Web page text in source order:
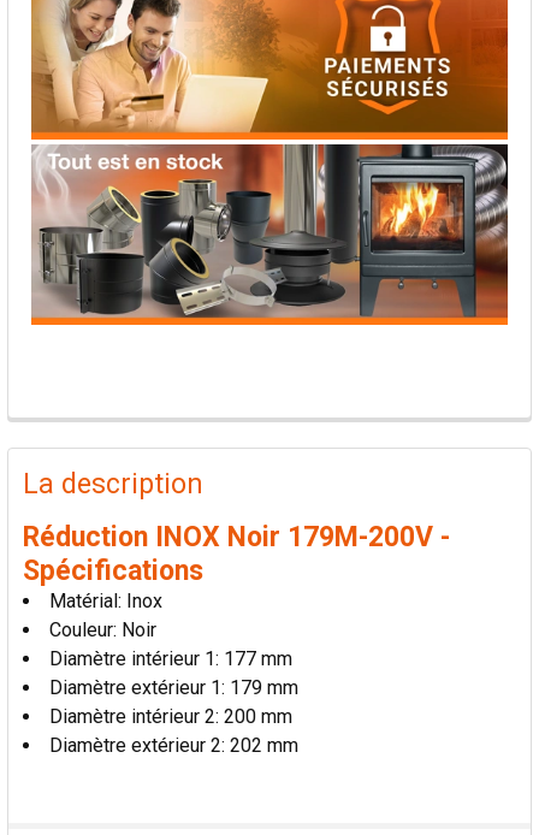
PRODUITS
FRÉQUEMMENT
ACHETÉS
TOUT
SÉLECTIONNER
AJOUTER
LA
SÉLECTION
AU PANIER
La description
Réduction INOX Noir 179M-200V -
Spécifications
Matérial: Inox
Couleur: Noir
Diamètre intérieur 1: 177 mm
Diamètre extérieur 1: 179 mm
Diamètre intérieur 2: 200 mm
Diamètre extérieur 2: 202 mm